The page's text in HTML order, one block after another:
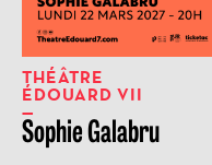
THÉÂTRE
ÉDOUARD VII
Sophie Galabru